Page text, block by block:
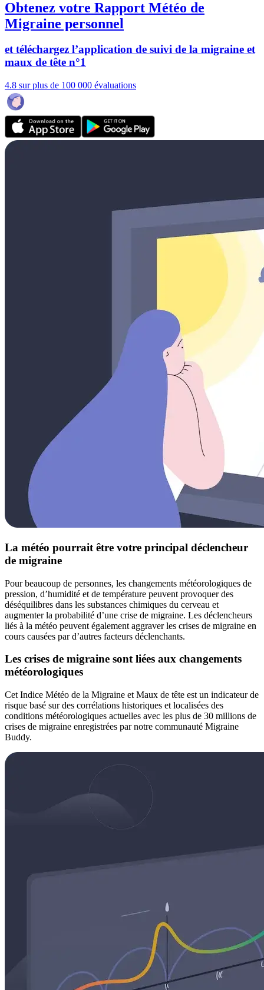
Obtenez votre Rapport Météo de
Migraine personnel
et téléchargez l’application de suivi de la migraine et
maux de tête n°1
4.8 sur plus de 100 000 évaluations
La météo pourrait être votre principal déclencheur
de migraine
Pour beaucoup de personnes, les changements météorologiques de
pression, d’humidité et de température peuvent provoquer des
déséquilibres dans les substances chimiques du cerveau et
augmenter la probabilité d’une crise de migraine. Les déclencheurs
liés à la météo peuvent également aggraver les crises de migraine en
cours causées par d’autres facteurs déclenchants.
Les crises de migraine sont liées aux changements
météorologiques
Cet Indice Météo de la Migraine et Maux de tête est un indicateur de
risque basé sur des corrélations historiques et localisées des
conditions météorologiques actuelles avec les plus de 30 millions de
crises de migraine enregistrées par notre communauté Migraine
Buddy.